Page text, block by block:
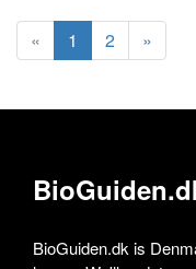
« 1 2 »
BioGuiden.dk is